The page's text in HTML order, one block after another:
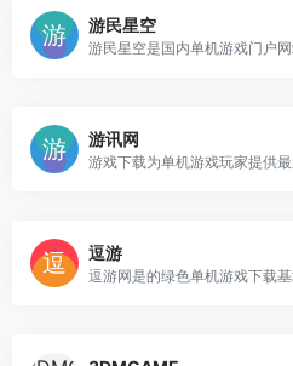
游民星空
游讯网
逗游